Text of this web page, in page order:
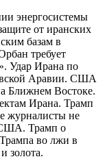
энергосистемы
от иранских
базам в
требует
Удар Ирана по
Аравии. США
Ближнем Востоке.
Ирана. Трамп
журналисты не
США. Трамп о
во лжи в
золота.